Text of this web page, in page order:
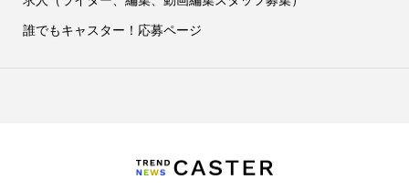
誰でもキャスター！応募ページ